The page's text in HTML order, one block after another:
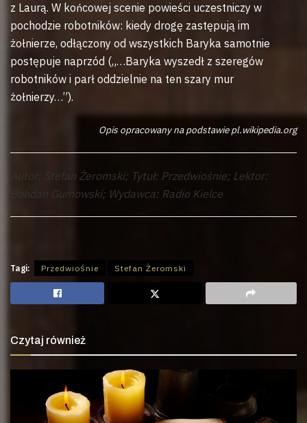
z Laurą. W końcowej scenie powieści uczestniczy w
pochodzie robotników: kiedy drogę zastępują im
żołnierze, odłączony od wszystkich Baryka samotnie
postępuje naprzód („…Baryka wyszedł z szeregów
robotników i parł oddzielnie na ten szary mur
żołnierzy…”).
Opis opracowany na podstawie pl.wikipedia.org
Autor: Stefan Żeromski; Tytuł: Przedwiośnie; Lektor:
Bohdan Gumowski; Wydawca: Radio Kielce
Tagi: Przedwiośnie Stefan Żeromski
Czytaj również